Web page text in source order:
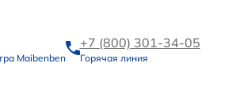
Maibenben
+7 (800) 301-34-05
Горячая линия